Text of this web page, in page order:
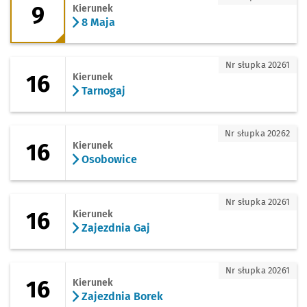
9 Kierunek
8 Maja
16 Kierunek
Tarnogaj
Nr słupka 20261
16 Kierunek
Osobowice
Nr słupka 20262
16 Kierunek
Zajezdnia Gaj
Nr słupka 20261
16 - kierunek Zajezdnia Borek
16 Kierunek
Zajezdnia Borek
Nr słupka 20261